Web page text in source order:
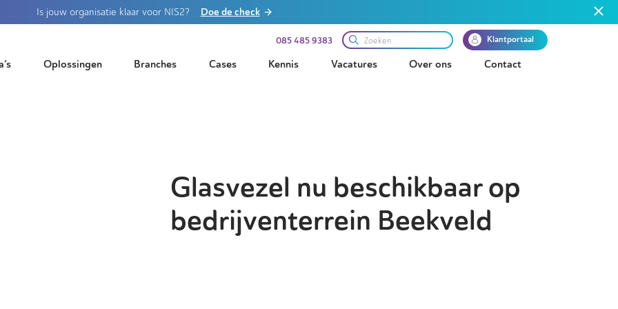
Is jouw organisatie klaar voor NIS2? Doe de check
085 485 9383 Klantportaal
Oplossingen Branches Cases Kennis Vacatures Over ons Contact
Glasvezel nu beschikbaar op
bedrijventerrein Beekveld